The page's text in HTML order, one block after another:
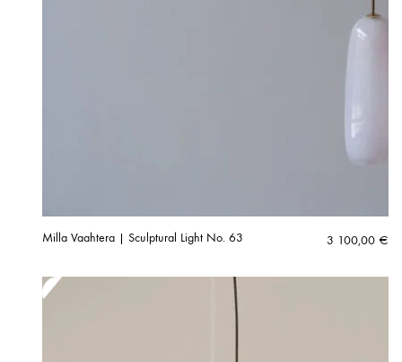
Milla Vaahtera | Sculptural Light No. 63 3 100,00 €